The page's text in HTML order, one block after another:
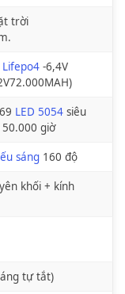
trời
Lifepo4 -6,4V
LED 5054 siêu
giờ
sáng 160 độ
khối + kính
tự tắt)